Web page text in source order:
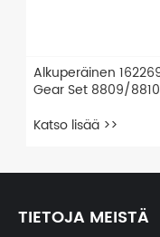
Copco Air Compressor
TIETOJA MEISTÄ